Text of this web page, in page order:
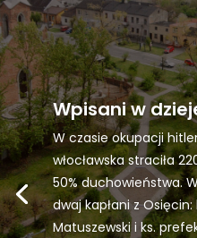
Wpisani w
W czasie okupacji
włocławska straciła
50% duchowieństwa.
dwaj kapłani z
Matuszewski i ks.